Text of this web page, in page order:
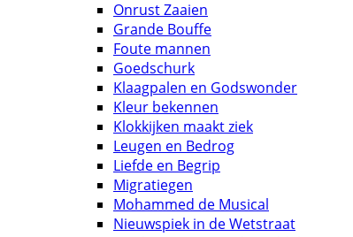
Onrust Zaaien
Grande Bouffe
Foute mannen
Goedschurk
Klaagpalen en Godswonder
Kleur bekennen
Klokkijken maakt ziek
Leugen en Bedrog
Liefde en Begrip
Migratiegen
Mohammed de Musical
Nieuwspiek in de Wetstraat